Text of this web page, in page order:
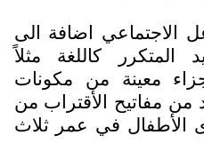
الاجتماعي اضافة الى
المتكرر كاللغة مثلاً
معينة من مكونات
من مفاتيح الأقتراب من
الأطفال في عمر ثلاث